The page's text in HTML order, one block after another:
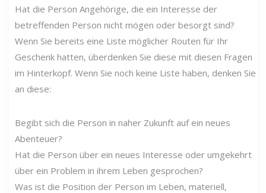
Hat die Person Angehörige, die ein Interesse der
betreffenden Person nicht mögen oder besorgt sind?
Wenn Sie bereits eine Liste möglicher Routen für Ihr
Geschenk hatten, überdenken Sie diese mit diesen Fragen
im Hinterkopf. Wenn Sie noch keine Liste haben, denken Sie
an diese:
Begibt sich die Person in naher Zukunft auf ein neues
Abenteuer?
Hat die Person über ein neues Interesse oder umgekehrt
über ein Problem in ihrem Leben gesprochen?
Was ist die Position der Person im Leben, materiell,